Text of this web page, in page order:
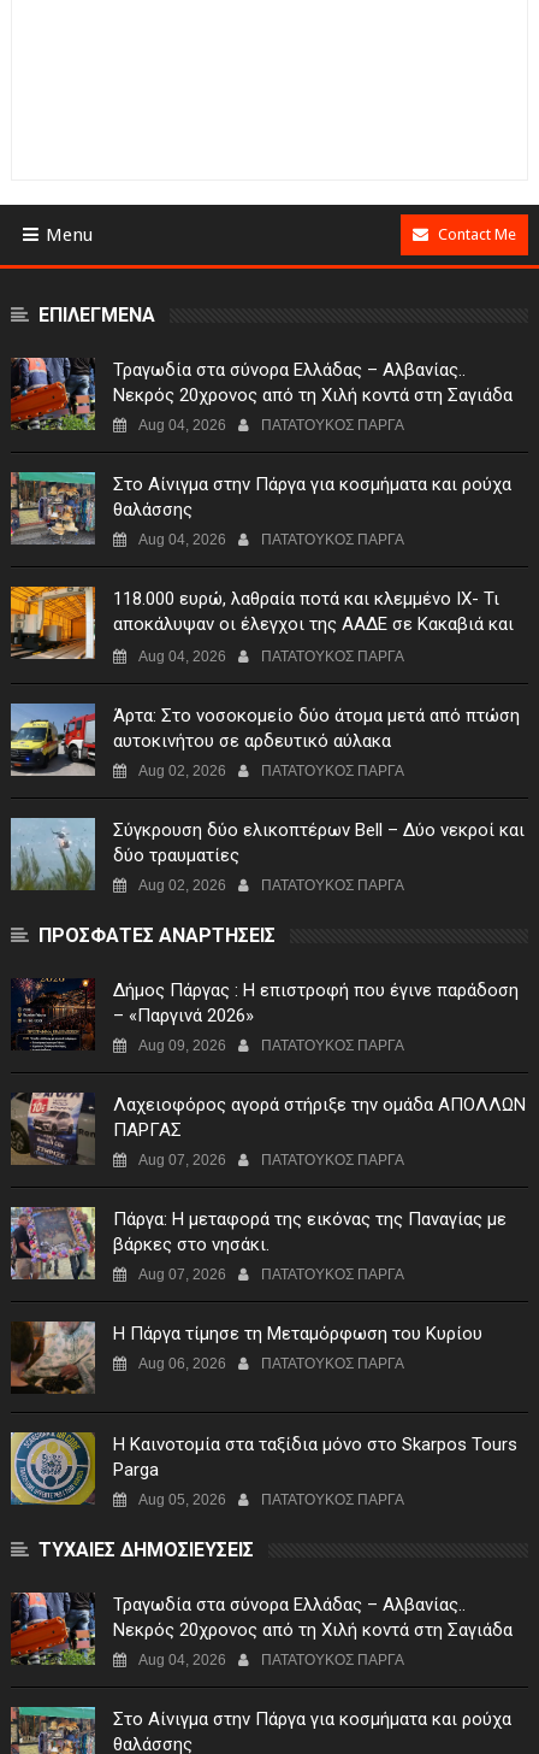
Menu Contact Me
ΕΠΙΛΕΓΜΕΝΑ
Τραγωδία στα σύνορα Ελλάδας – Αλβανίας..
Νεκρός 20χρονος από τη Χιλή κοντά στη Σαγιάδα
Aug 04, 2026 ΠΑΤΑΤΟΥΚΟΣ ΠΑΡΓΑ
Στο Αίνιγμα στην Πάργα για κοσμήματα και ρούχα
θαλάσσης
Aug 04, 2026 ΠΑΤΑΤΟΥΚΟΣ ΠΑΡΓΑ
118.000 ευρώ, λαθραία ποτά και κλεμμένο ΙΧ- Τι
αποκάλυψαν οι έλεγχοι της ΑΑΔΕ σε Κακαβιά και
Μαυρομάτι
Aug 04, 2026 ΠΑΤΑΤΟΥΚΟΣ ΠΑΡΓΑ
Άρτα: Στο νοσοκομείο δύο άτομα μετά από πτώση
αυτοκινήτου σε αρδευτικό αύλακα
Aug 02, 2026 ΠΑΤΑΤΟΥΚΟΣ ΠΑΡΓΑ
Σύγκρουση δύο ελικοπτέρων Bell – Δύο νεκροί και
δύο τραυματίες
Aug 02, 2026 ΠΑΤΑΤΟΥΚΟΣ ΠΑΡΓΑ
ΠΡΟΣΦΑΤΕΣ ΑΝΑΡΤΗΣΕΙΣ
Δήμος Πάργας : Η επιστροφή που έγινε παράδοση
– «Παργινά 2026»
Aug 09, 2026 ΠΑΤΑΤΟΥΚΟΣ ΠΑΡΓΑ
Λαχειοφόρος αγορά στήριξε την ομάδα ΑΠΟΛΛΩΝ
ΠΑΡΓΑΣ
Aug 07, 2026 ΠΑΤΑΤΟΥΚΟΣ ΠΑΡΓΑ
Πάργα: Η μεταφορά της εικόνας της Παναγίας με
βάρκες στο νησάκι.
Aug 07, 2026 ΠΑΤΑΤΟΥΚΟΣ ΠΑΡΓΑ
Η Πάργα τίμησε τη Μεταμόρφωση του Κυρίου
Aug 06, 2026 ΠΑΤΑΤΟΥΚΟΣ ΠΑΡΓΑ
Η Καινοτομία στα ταξίδια μόνο στο Skarpos Tours
Parga
Aug 05, 2026 ΠΑΤΑΤΟΥΚΟΣ ΠΑΡΓΑ
ΤΥΧΑΙΕΣ ΔΗΜΟΣΙΕΥΣΕΙΣ
Τραγωδία στα σύνορα Ελλάδας – Αλβανίας..
Νεκρός 20χρονος από τη Χιλή κοντά στη Σαγιάδα
Aug 04, 2026 ΠΑΤΑΤΟΥΚΟΣ ΠΑΡΓΑ
Στο Αίνιγμα στην Πάργα για κοσμήματα και ρούχα
θαλάσσης